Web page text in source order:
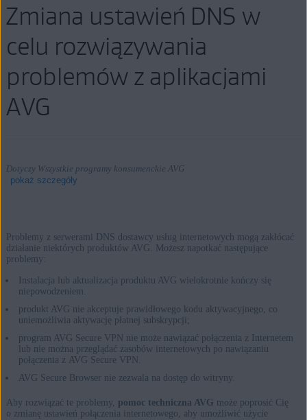
Zmiana ustawień DNS w
celu rozwiązywania
problemów z aplikacjami
AVG
Dotyczy Wszystkie programy konsumenckie AVG
pokaż szczegóły
Produkty:
Systemy operacyjne:
Wszystkie obsługiwane platformy
Problemy z serwerami DNS dostawcy usług internetowych mogą zakłócać
działanie niektórych produktów AVG. Możesz napotkać następujące
problemy:
Instalacja lub aktualizacja produktu AVG wielokrotnie kończy się
niepowodzeniem.
produkt AVG nie akceptuje prawidłowego kodu aktywacyjnego, co
uniemożliwia aktywację płatnej subskrypcji;
program AVG Secure VPN nie może nawiązać połączenia z Internetem
lub nie można przeglądać zasobów internetowych po nawiązaniu
połączenia z AVG Secure VPN.
AVG Secure Browser nie zezwala na dostęp do witryny.
Aby rozwiązać te problemy, pomoc techniczna AVG może poprosić Cię
o zmianę ustawień połączenia internetowego, aby umożliwić użycie